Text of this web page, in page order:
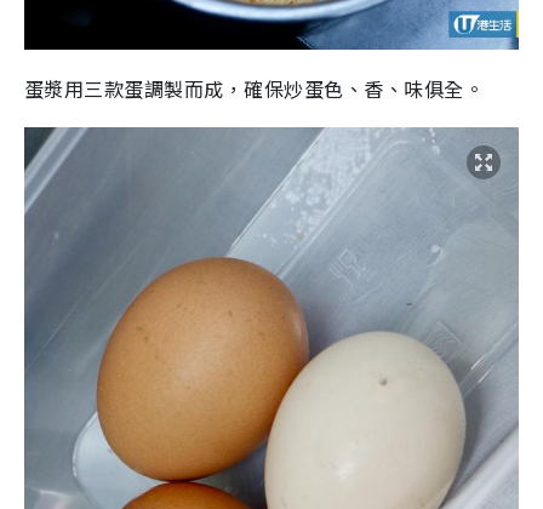
蛋漿用三款蛋調製而成，確保炒蛋色、香、味俱全。